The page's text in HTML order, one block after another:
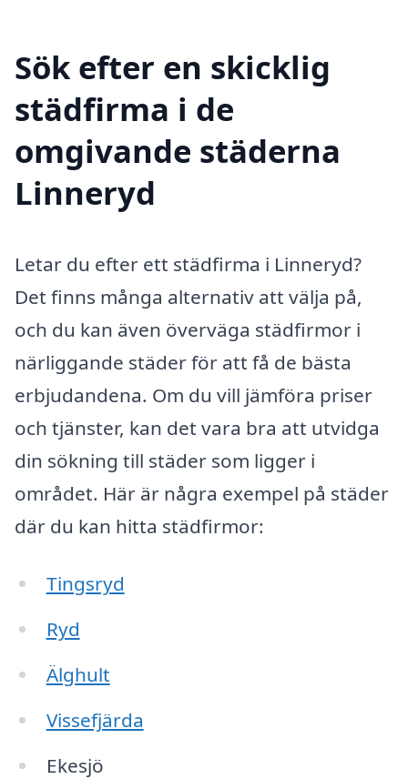
Sök efter en skicklig
städfirma i de
omgivande städerna
Linneryd
Letar du efter ett städfirma i Linneryd?
Det finns många alternativ att välja på,
och du kan även överväga städfirmor i
närliggande städer för att få de bästa
erbjudandena. Om du vill jämföra priser
och tjänster, kan det vara bra att utvidga
din sökning till städer som ligger i
området. Här är några exempel på städer
där du kan hitta städfirmor:
Tingsryd
Ryd
Älghult
Vissefjärda
Ekesjö